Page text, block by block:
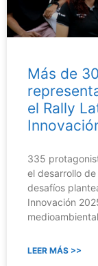
Más de
el Rally
335
el desarrollo
desafíos
Innovación
LEER MÁS >>